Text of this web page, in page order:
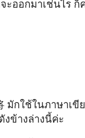
ะออกมาเช่นไร ก็
มักใช้ในภาษาเ
ข้างล่างนี้ค่ะ